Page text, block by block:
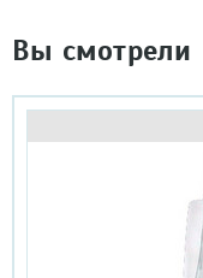
Вы смотрели